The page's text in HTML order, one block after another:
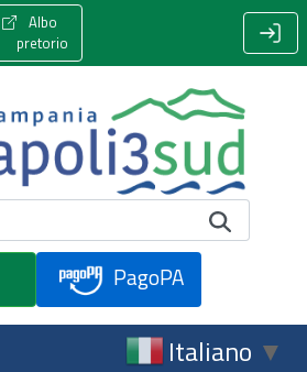
Albo
pretorio
PagoPA
Italiano ▼